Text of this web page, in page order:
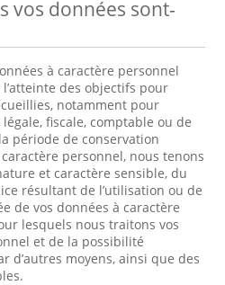
vos données sont-
à caractère personnel
des objectifs pour
notamment pour
fiscale, comptable ou de
période de conservation
personnel, nous tenons
et caractère sensible, du
résultant de l’utilisation ou de
de vos données à caractère
lesquels nous traitons vos
et de la possibilité
d’autres moyens, ainsi que des